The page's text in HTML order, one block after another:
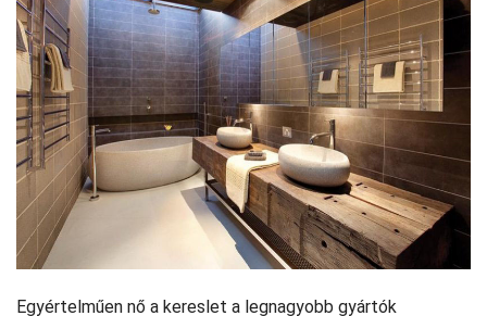
Egyértelműen nő a kereslet a legnagyobb gyártók